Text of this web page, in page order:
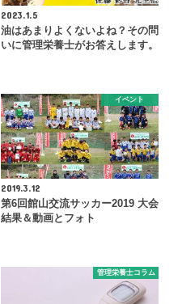
2023.1.5
油はあまりよくないよね？その問
いに管理栄養士がお答えします。
イベント
2019.3.12
第6回館山交流サッカー2019 大会
結果＆動画とフォト
管理栄養士コラム